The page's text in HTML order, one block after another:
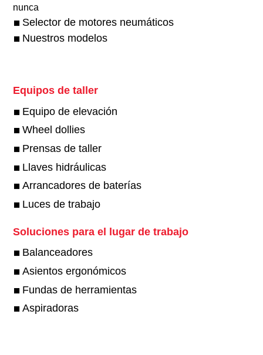
nunca
Selector de motores neumáticos
Nuestros modelos
Equipos de taller
Equipo de elevación
Wheel dollies
Prensas de taller
Llaves hidráulicas
Arrancadores de baterías
Luces de trabajo
Soluciones para el lugar de trabajo
Balanceadores
Asientos ergonómicos
Fundas de herramientas
Aspiradoras